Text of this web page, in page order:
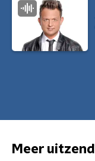
Meer